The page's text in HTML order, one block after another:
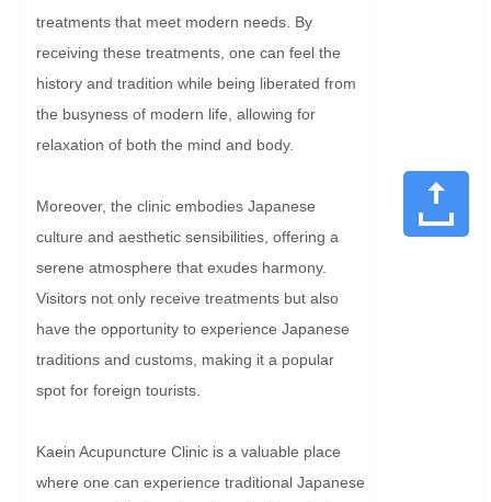
treatments that meet modern needs. By
receiving these treatments, one can feel the
history and tradition while being liberated from
the busyness of modern life, allowing for
relaxation of both the mind and body.
Moreover, the clinic embodies Japanese
culture and aesthetic sensibilities, offering a
serene atmosphere that exudes harmony.
Visitors not only receive treatments but also
have the opportunity to experience Japanese
traditions and customs, making it a popular
spot for foreign tourists.
Kaein Acupuncture Clinic is a valuable place
where one can experience traditional Japanese